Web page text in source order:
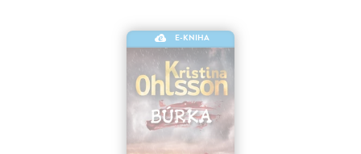
E-KNIHA